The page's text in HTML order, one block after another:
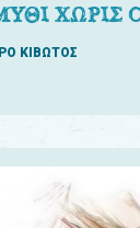
ΧΩΡΙΣ
ΚΙΒΩΤΟΣ